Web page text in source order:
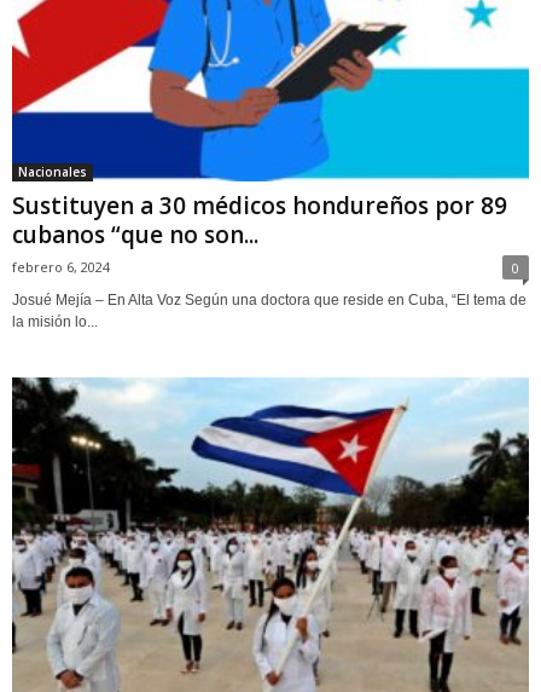
Nacionales
Sustituyen a 30 médicos hondureños por 89
cubanos “que no son...
febrero 6, 2024 0
Josué Mejía – En Alta Voz Según una doctora que reside en Cuba, “El tema de
la misión lo...